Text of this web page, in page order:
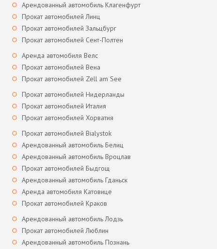
Арендованный автомобиль Клагенфурт
Прокат автомобилей Линц
Прокат автомобилей Зальцбург
Прокат автомобилей Сент-Полтен
Аренда автомобиля Велс
Прокат автомобилей Вена
Прокат автомобилей Zell am See
Прокат автомобилей Нидерланды
Прокат автомобилей Италия
Прокат автомобилей Хорватия
Прокат автомобилей Bialystok
Арендованный автомобиль Белиц
Арендованный автомобиль Вроцлав
Прокат автомобилей Быдгощ
Арендованный автомобиль Гданьск
Аренда автомобиля Катовице
Прокат автомобилей Краков
Арендованный автомобиль Лодзь
Прокат автомобилей Люблин
Арендованный автомобиль Познань